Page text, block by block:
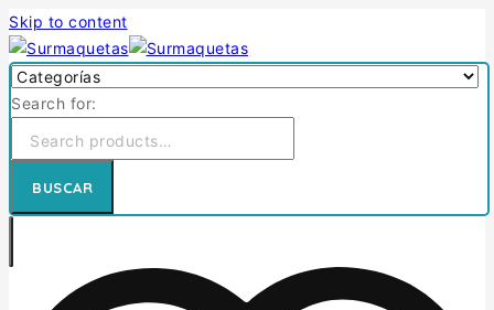
Skip to content
Search for:
BUSCAR